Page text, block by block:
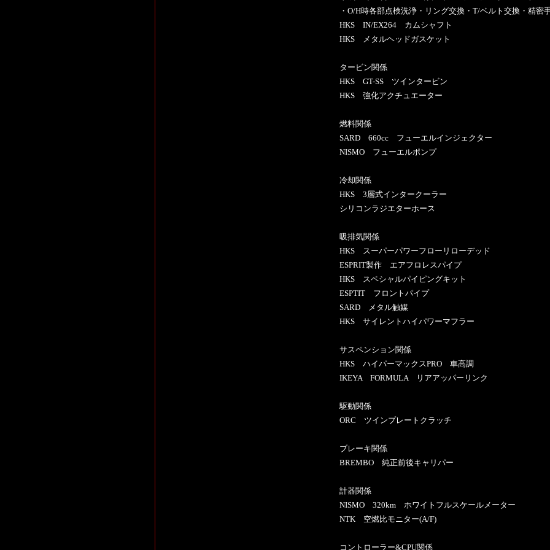
・O/H時各部点検洗浄・リング交換・T/ベルト交換・精密
HKS IN/EX264 カムシャフト
HKS メタルヘッドガスケット
タービン関係
HKS GT-SS ツインタービン
HKS 強化アクチュエーター
燃料関係
SARD 660cc フューエルインジェクター
NISMO フューエルポンプ
冷却関係
HKS 3層式インタークーラー
シリコンラジエターホース
吸排気関係
HKS スーパーパワーフローリローデッド
ESPRIT製作 エアフロレスパイプ
HKS スペシャルパイピングキット
ESPTIT フロントパイプ
SARD メタル触媒
HKS サイレントハイパワーマフラー
サスペンション関係
HKS ハイパーマックスPRO 車高調
IKEYA FORMULA リアアッパーリンク
駆動関係
ORC ツインプレートクラッチ
ブレーキ関係
BREMBO 純正前後キャリパー
計器関係
NISMO 320km ホワイトフルスケールメーター
NTK 空燃比モニター(A/F)
コントローラー&CPU関係